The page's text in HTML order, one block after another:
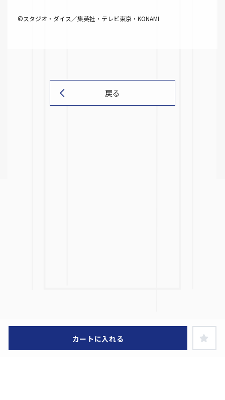
カートに入れる
©スタジオ・ダイス／集英社・テレビ東京・KONAMI
戻る